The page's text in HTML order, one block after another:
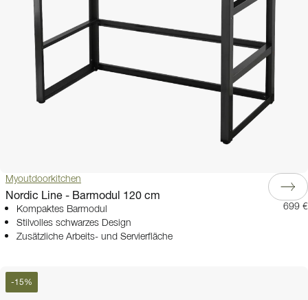
Myoutdoorkitchen
Nordic Line - Barmodul 120 cm
Kompaktes Barmodul
Stilvolles schwarzes Design
Zusätzliche Arbeits- und Servierfläche
699 €
-15%